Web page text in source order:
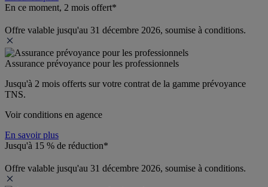
En ce moment, 2 mois offert*
Offre valable jusqu'au 31 décembre 2026, soumise à conditions.
Assurance prévoyance pour les professionnels
Jusqu'à 2 mois offerts sur votre contrat de la gamme prévoyance
TNS.
Voir conditions en agence
En savoir plus
Jusqu'à 15 % de réduction*
Offre valable jusqu'au 31 décembre 2026, soumise à conditions.